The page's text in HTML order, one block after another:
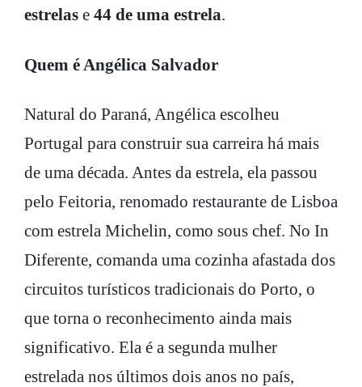
estrelas e 44 de uma estrela.
Quem é Angélica Salvador
Natural do Paraná, Angélica escolheu
Portugal para construir sua carreira há mais
de uma década. Antes da estrela, ela passou
pelo Feitoria, renomado restaurante de Lisboa
com estrela Michelin, como sous chef. No In
Diferente, comanda uma cozinha afastada dos
circuitos turísticos tradicionais do Porto, o
que torna o reconhecimento ainda mais
significativo. Ela é a segunda mulher
estrelada nos últimos dois anos no país,